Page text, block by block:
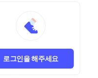
로그인을 해주세요